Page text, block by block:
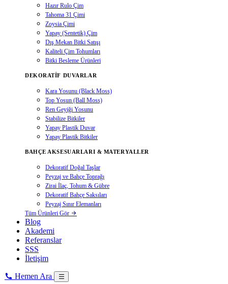
Hazır Rulo Çim
Tahoma 31 Çimi
Zoysia Çimi
Yapay (Sentetik) Çim
Dış Mekan Bitki Satışı
Kaliteli Çim Tohumları
Bitki Besleme Ürünleri
DEKORATIF DUVARLAR
Kara Yosunu (Black Moss)
Top Yosun (Ball Moss)
Ren Geyiği Yosunu
Stabilize Bitkiler
Yapay Plastik Duvar
Yapay Plastik Bitkiler
BAHÇE AKSESUARLARI & MATERYALLER
Dekoratif Doğal Taşlar
Peyzaj ve Bahçe Toprağı
Zirai İlaç, Tohum & Gübre
Dekoratif Bahçe Saksıları
Peyzaj Sınır Elemanları
Tüm Ürünleri Gör
Blog
Akademi
Referanslar
SSS
İletişim
Hemen Ara